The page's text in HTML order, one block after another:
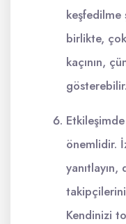
keşfedilme
birlikte,
kaçının,
gösterebilir.
önemlidir.
Kendinizi